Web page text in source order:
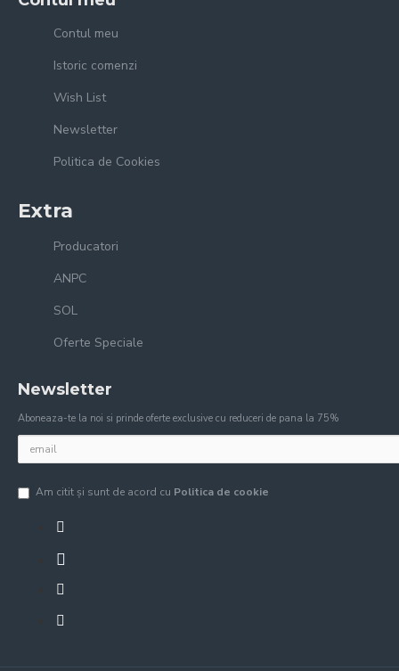
Contul meu
Istoric comenzi
Wish List
Newsletter
Politica de Cookies
Extra
Producatori
ANPC
SOL
Oferte Speciale
Newsletter
Aboneaza-te la noi si prinde oferte exclusive cu reduceri de pana la 75%
Am citit şi sunt de acord cu Politica de cookie